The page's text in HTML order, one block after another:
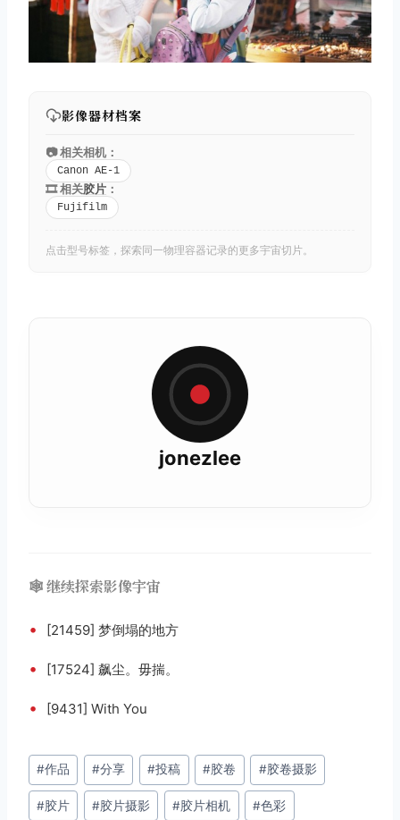
影像器材档案
📷 相关相机：
Canon AE-1
🎞️ 相关胶片 ：
Fujifilm
点击型号标签，探索同一物理容器记录的更多宇宙切片。
jonezlee
🕸️ 继续探索影像宇宙
• [21459] 梦倒塌的地方
• [17524] 飙尘。毋揣。
• [9431] With You
文
章
标
#作品 #分享 #投稿 #胶卷 #胶卷摄影
#胶片 #胶片摄影 #胶片相机 #色彩